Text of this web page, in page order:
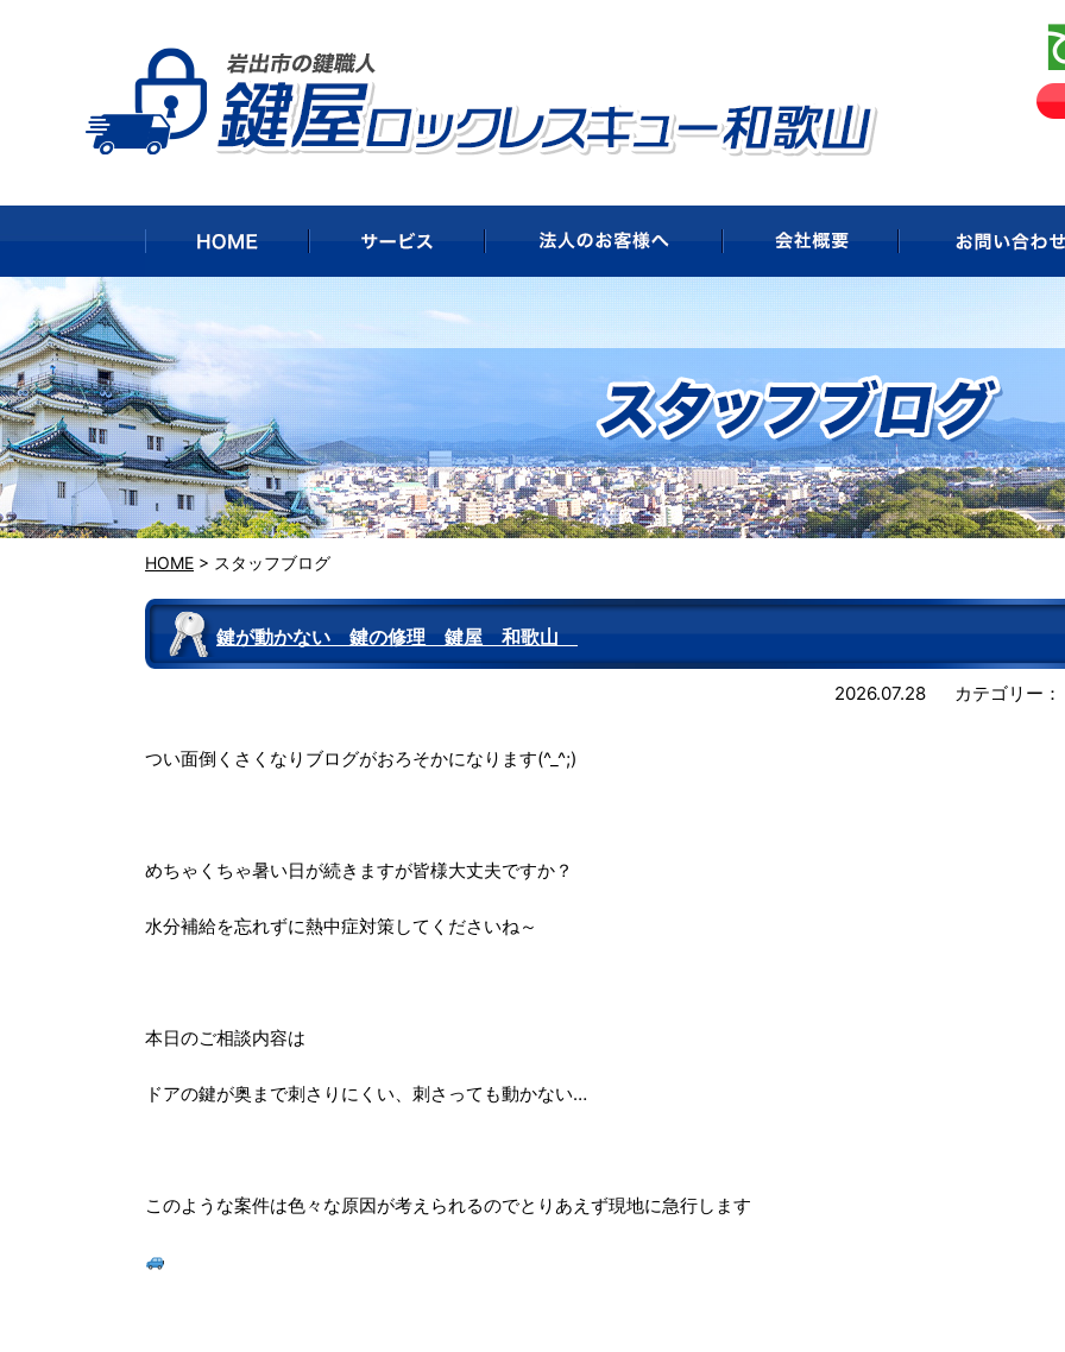
HOME > スタッフブログ
鍵が動かない 鍵の修理 鍵屋 和歌山
2026.07.28 カテゴリー：
つい面倒くさくなりブログがおろそかになります(^_^;)
めちゃくちゃ暑い日が続きますが皆様大丈夫ですか？
水分補給を忘れずに熱中症対策してくださいね～
本日のご相談内容は
ドアの鍵が奥まで刺さりにくい、刺さっても動かない…
このような案件は色々な原因が考えられるのでとりあえず現地に急行します